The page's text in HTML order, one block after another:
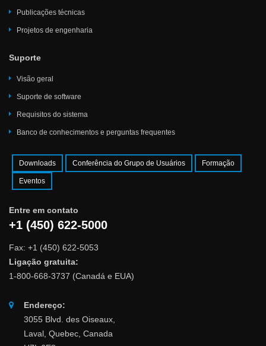
Publicações técnicas
Projetos de engenharia
Suporte
Visão geral
Suporte de software
Requisitos do sistema
Banco de conhecimentos e perguntas frequentes
Downloads Conferência do Grupo de Usuários Formação
Eventos
Entre em contato
+1 (450) 622-5000
Fax: +1 (450) 622-5053
Ligação gratuita:
1-800-668-3737 (Canadá e EUA)
Endereço:
3055 Blvd. des Oiseaux,
Laval, Quebec, Canada